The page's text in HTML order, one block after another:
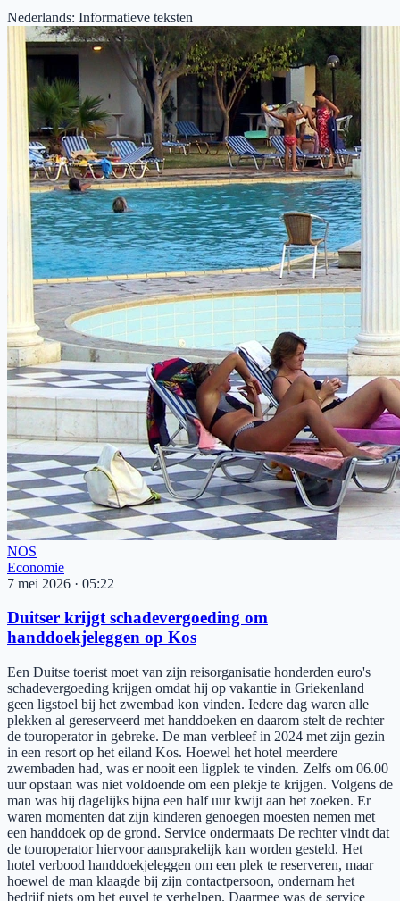
Nederlands: Informatieve teksten
NOS
Economie
7 mei 2026 · 05:22
Duitser krijgt schadevergoeding om
handdoekjeleggen op Kos
Een Duitse toerist moet van zijn reisorganisatie honderden euro's
schadevergoeding krijgen omdat hij op vakantie in Griekenland
geen ligstoel bij het zwembad kon vinden. Iedere dag waren alle
plekken al gereserveerd met handdoeken en daarom stelt de rechter
de touroperator in gebreke. De man verbleef in 2024 met zijn gezin
in een resort op het eiland Kos. Hoewel het hotel meerdere
zwembaden had, was er nooit een ligplek te vinden. Zelfs om 06.00
uur opstaan was niet voldoende om een plekje te krijgen. Volgens de
man was hij dagelijks bijna een half uur kwijt aan het zoeken. Er
waren momenten dat zijn kinderen genoegen moesten nemen met
een handdoek op de grond. Service ondermaats De rechter vindt dat
de touroperator hiervoor aansprakelijk kan worden gesteld. Het
hotel verbood handdoekjeleggen om een plek te reserveren, maar
hoewel de man klaagde bij zijn contactpersoon, ondernam het
bedrijf niets om het euvel te verhelpen. Daarmee was de service